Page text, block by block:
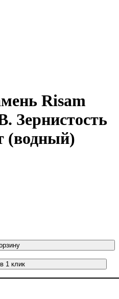
Risam
Зернистость
(водный)
1 клик